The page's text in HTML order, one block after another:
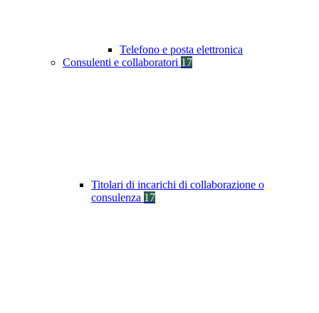
Telefono e posta elettronica
Consulenti e collaboratori 17
Titolari di incarichi di collaborazione o
consulenza 17